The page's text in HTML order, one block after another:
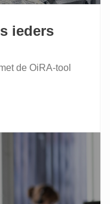
ieders
de OiRA-tool